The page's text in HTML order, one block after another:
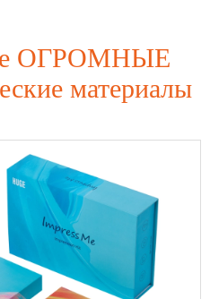
ОГРОМНЫЕ
материалы